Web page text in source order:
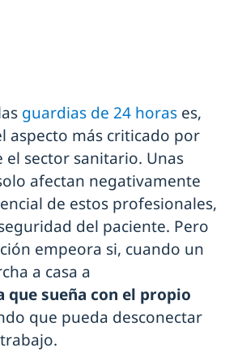
guardias de 24 horas es,
aspecto más criticado por
el sector sanitario. Unas
afectan negativamente
de estos profesionales,
del paciente. Pero
empeora si, cuando un
a casa a
que sueña con el propio
que pueda desconectar